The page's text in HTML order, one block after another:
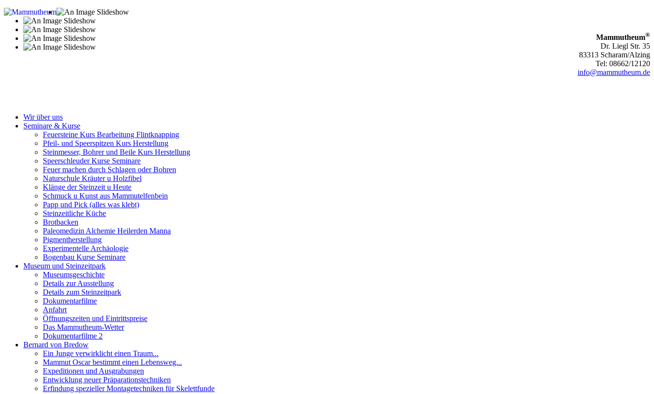
Mammutheum®
Dr. Liegl Str. 35
83313 Scharam/Alzing
Tel: 08662/12120
info@mammutheum.de
Wir über uns
Seminare & Kurse
Feuersteine Kurs Bearbeitung Flintknapping
Pfeil- und Speerspitzen Kurs Herstellung
Steinmesser, Bohrer und Beile Kurs Herstellung
Speerschleuder Kurse Seminare
Feuer machen durch Schlagen oder Bohren
Naturschule Kräuter u Holzfibel
Klänge der Steinzeit u Heute
Schmuck u Kunst aus Mammutelfenbein
Papp und Pick (alles was klebt)
Steinzeitliche Küche
Brotbacken
Paleomedizin Alchemie Heilerden Manna
Pigmentherstellung
Experimentelle Archäologie
Bogenbau Kurse Seminare
Museum und Steinzeitpark
Museumsgeschichte
Details zur Ausstellung
Details zum Steinzeitpark
Dokumentarfilme
Anfahrt
Öffnungszeiten und Eintrittspreise
Das Mammutheum-Wetter
Dokumentarfilme 2
Bernard von Bredow
Ein Junge verwirklicht einen Traum...
Mammut Oscar bestimmt einen Lebensweg...
Expeditionen und Ausgrabungen
Entwicklung neuer Präparationstechniken
Erfindung spezieller Montagetechniken für Skelettfunde